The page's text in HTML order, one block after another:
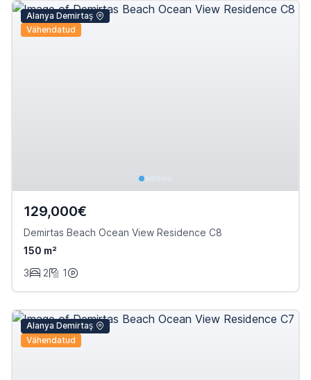
Alanya Demirtaş
Vähendatud
129,000€
Demirtas Beach Ocean View Residence C8
150 m²
3
2 1
Alanya Demirtaş
Vähendatud